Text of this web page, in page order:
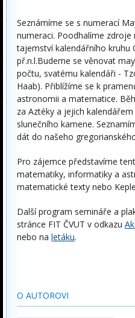
Seznámíme se s numerací
numeraci. Poodhalíme zdroje
tajemství kalendářního kruhu
př.n.l.Budeme se věnovat
počtu, svatému kalendáři -
Haab). Přiblížíme se k
astronomii a matematice.
za Aztéky a jejich
slunečního kamene.
dát do našeho
Pro zájemce představíme
matematiky, informatiky a
matematické texty nebo
Další program semináře a
stránce FIT ČVUT v odkazu
nebo na letáku.
O AUTOROVI